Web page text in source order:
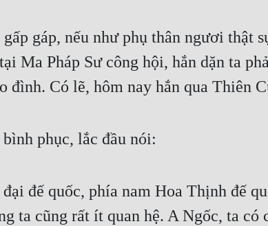
gáp, nếu như phụ thân ngươi thật
Ma Pháp Sư công hội, hắn dặn ta
đình. Có lẽ, hôm nay hắn qua Thiên
phục, lắc đầu nói:
đế quốc, phía nam Hoa Thịnh đế
ta cũng rất ít quan hệ. A Ngốc, ta